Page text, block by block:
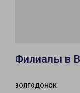
Филиалы в
ВОЛГОДОНСК